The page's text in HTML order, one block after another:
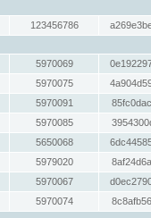
123456786
5970069
5970075
5970091
5970085
5650068
5979020
5970067
5970074